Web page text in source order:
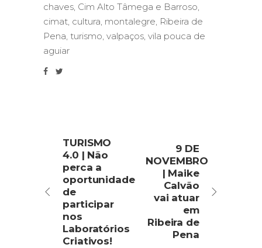
chaves Cim Alto Tâmega e Barroso
cimat cultura montalegre Ribeira de
Pena turismo valpaços vila pouca de
aguiar
TURISMO
4.0 | Não
perca a
oportunidade
de
participar
nos
Laboratórios
Criativos!
9 DE
NOVEMBRO
| Maike
Calvão
vai atuar
em
Ribeira de
Pena